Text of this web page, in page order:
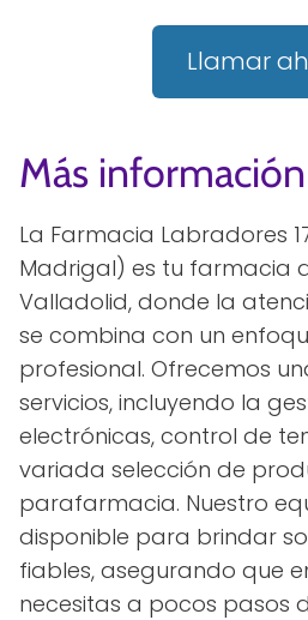
Llamar
Más información
La Farmacia Labradores
Madrigal) es tu farmacia
Valladolid, donde la
se combina con un
profesional. Ofrecemos
servicios, incluyendo la
electrónicas, control de
variada selección de
parafarmacia. Nuestro
disponible para brindar
fiables, asegurando que
necesitas a pocos pasos